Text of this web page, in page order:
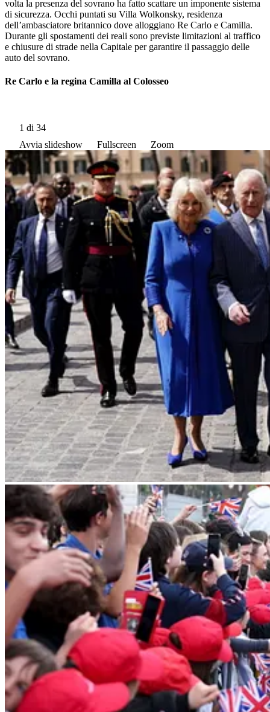
volta la presenza del sovrano ha fatto scattare un imponente sistema
di sicurezza. Occhi puntati su Villa Wolkonsky, residenza
dell’ambasciatore britannico dove alloggiano Re Carlo e Camilla.
Durante gli spostamenti dei reali sono previste limitazioni al traffico
e chiusure di strade nella Capitale per garantire il passaggio delle
auto del sovrano.
Re Carlo e la regina Camilla al Colosseo
1 di 34
Avvia slideshow
Fullscreen Zoom